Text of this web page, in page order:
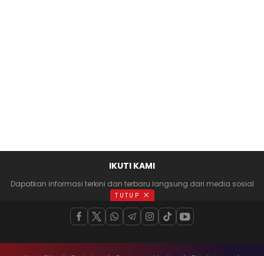
IKUTI KAMI
Dapatkan informasi terkini dan terbaru langsung dari media sosial
anda
TUTUP